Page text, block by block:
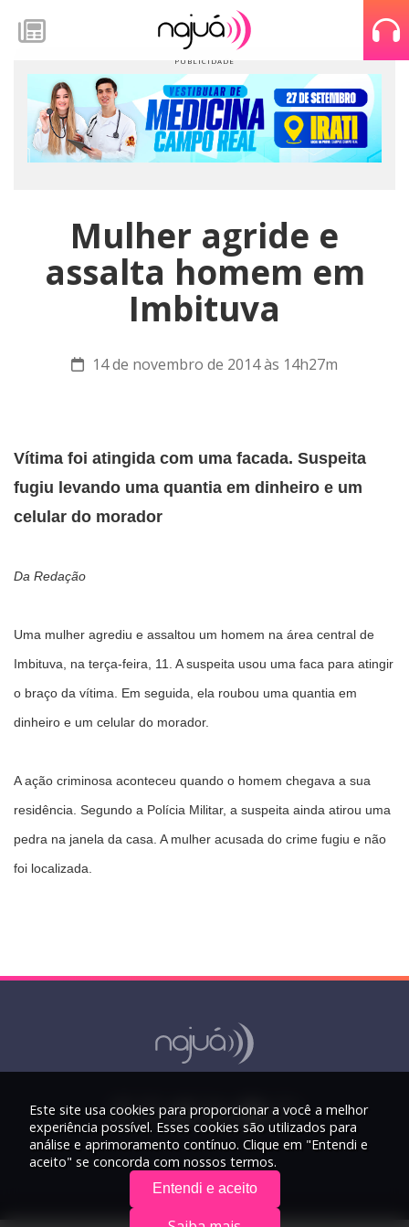
Mulher agride e
assalta homem em
Imbituva
14 de novembro de 2014 às 14h27m
Vítima foi atingida com uma facada. Suspeita
fugiu levando uma quantia em dinheiro e um
celular do morador
Da Redação
Uma mulher agrediu e assaltou um homem na área central de
Imbituva, na terça-feira, 11. A suspeita usou uma faca para atingir
o braço da vítima. Em seguida, ela roubou uma quantia em
dinheiro e um celular do morador.
A ação criminosa aconteceu quando o homem chegava a sua
residência. Segundo a Polícia Militar, a suspeita ainda atirou uma
pedra na janela da casa. A mulher acusada do crime fugiu e não
foi localizada.
Este site usa cookies para proporcionar a você a melhor
experiência possível. Esses cookies são utilizados para
análise e aprimoramento contínuo. Clique em "Entendi e
aceito" se concorda com nossos termos.
Entendi e aceito